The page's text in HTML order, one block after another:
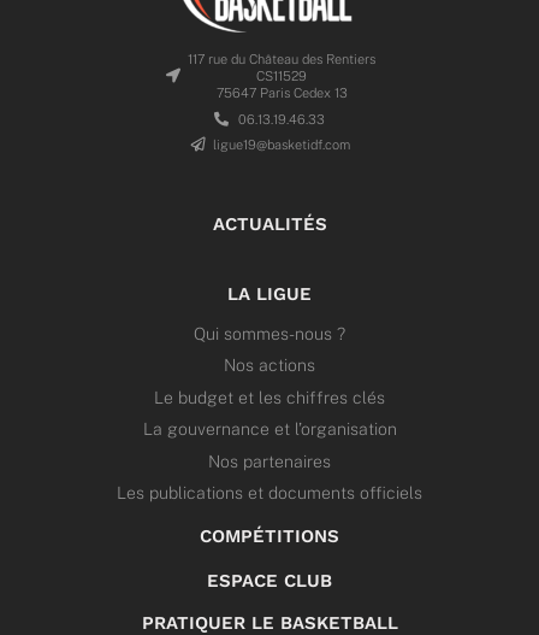
117 rue du Château des Rentiers
CS11529
75647 Paris Cedex 13
06.13.19.46.33
ligue19@basketidf.com
ACTUALITÉS
LA LIGUE
Qui sommes-nous ?
Nos actions
Le budget et les chiffres clés
La gouvernance et l’organisation
Nos partenaires
Les publications et documents officiels
COMPÉTITIONS
ESPACE CLUB
PRATIQUER LE BASKETBALL